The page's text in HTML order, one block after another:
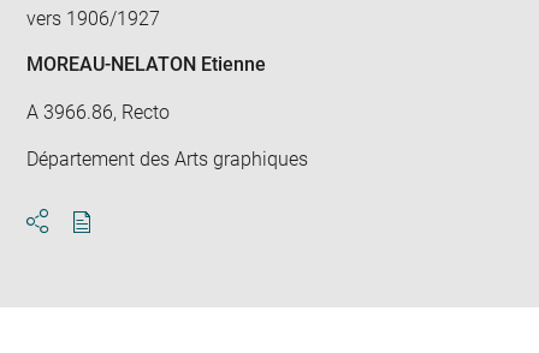
vers 1906/1927
MOREAU-NELATON Etienne
A 3966.86, Recto
Département des Arts graphiques